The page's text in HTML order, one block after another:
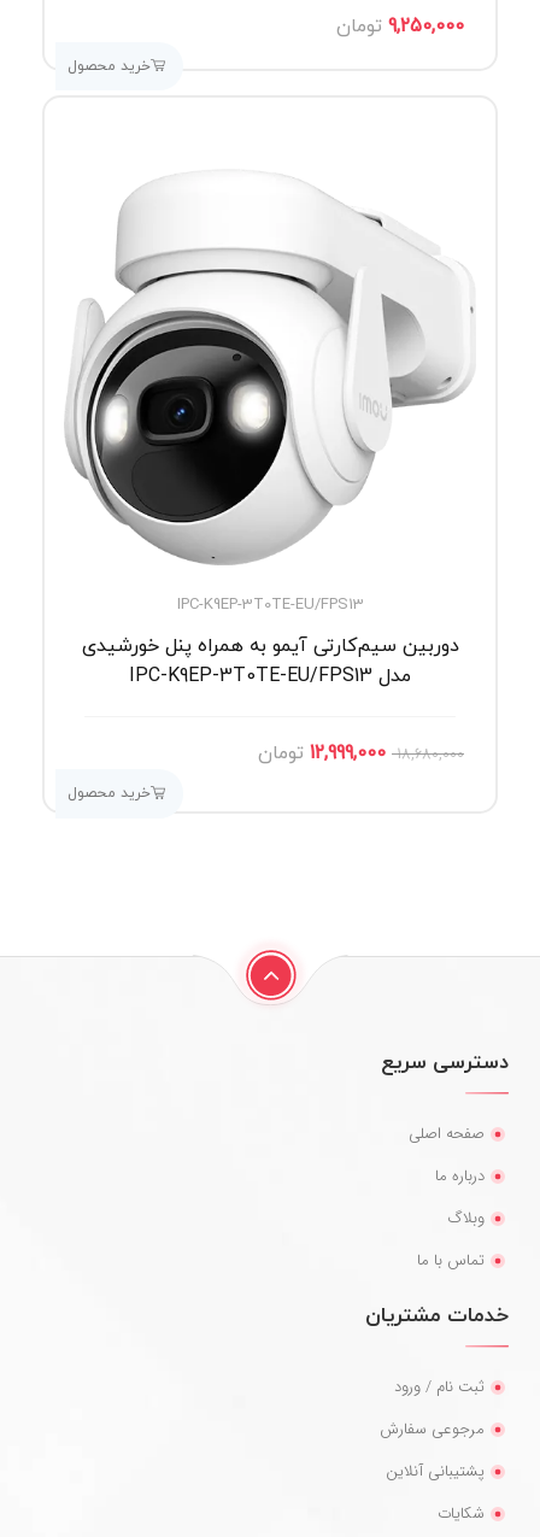
9,250,000 تومان
خرید محصول
IPC-K9EP-3T0TE-EU/FPS13
دوربین سیم‌کارتی آیمو به همراه پنل خورشیدی
مدل IPC-K9EP-3T0TE-EU/FPS13
18,680,000
12,999,000 تومان
خرید محصول
دسترسی سریع
صفحه اصلی
درباره ما
وبلاگ
تماس با ما
خدمات مشتریان
ثبت نام / ورود
مرجوعی سفارش
پشتیبانی آنلاین
شکایات